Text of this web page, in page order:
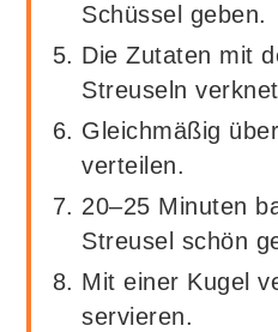
Schüssel geben.
Die Zutaten mit
Streuseln
Gleichmäßig
verteilen.
20–25 Minuten
Streusel schön
Mit einer Kugel
servieren.